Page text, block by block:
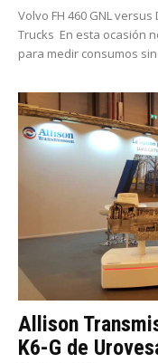
Volvo FH 460 GNL
Trucks En esta ocasión
para medir consumos
Allison
K6-G de